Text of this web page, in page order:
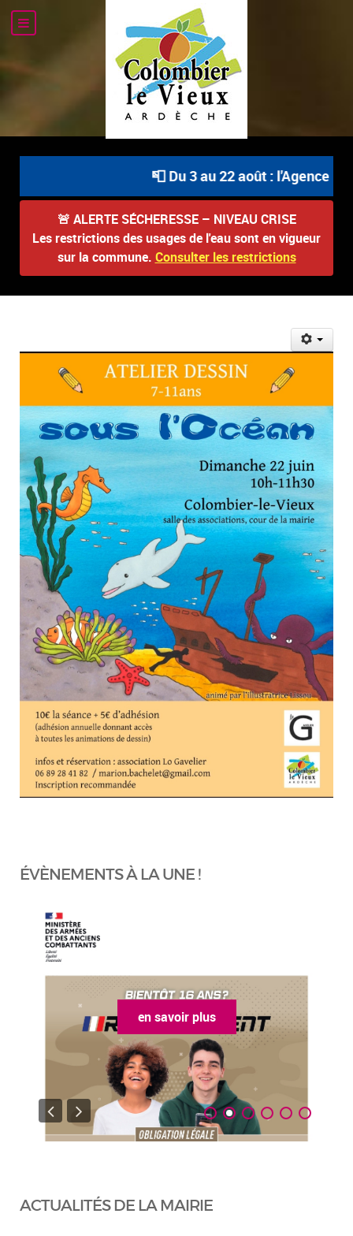
📮 Du 3 au 22 août : l'Agence
🚨 ALERTE SÉCHERESSE – NIVEAU CRISE
Les restrictions des usages de l'eau sont en vigueur
sur la commune. Consulter les restrictions
ÉVÈNEMENTS À LA UNE !
en savoir plus
ACTUALITÉS DE LA MAIRIE